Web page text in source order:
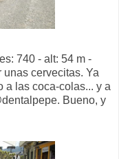
740 - alt: 54 m -
cervecitas. Ya
a las coca-colas... y a
Bueno, y